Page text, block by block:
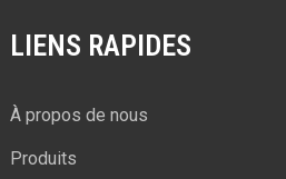
LIENS RAPIDES
À propos de nous
Produits